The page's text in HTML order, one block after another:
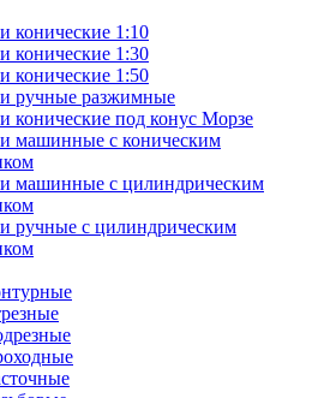
конические 1:10
конические 1:30
конические 1:50
ручные разжимные
конические под конус Морзе
машинные с коническим
машинные с цилиндрическим
ручные с цилиндрическим